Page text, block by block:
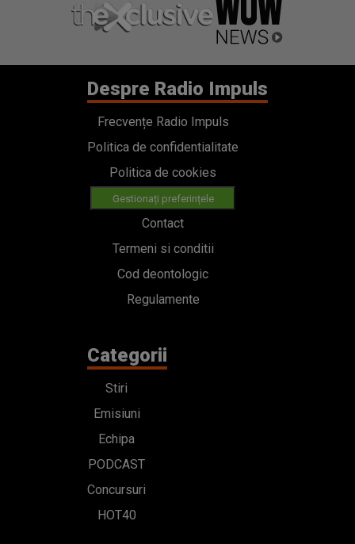
Despre Radio Impuls
Frecvențe Radio Impuls
Politica de confidentialitate
Politica de cookies
Gestionați preferințele
Contact
Termeni si conditii
Cod deontologic
Regulamente
Categorii
Stiri
Emisiuni
Echipa
PODCAST
Concursuri
HOT40